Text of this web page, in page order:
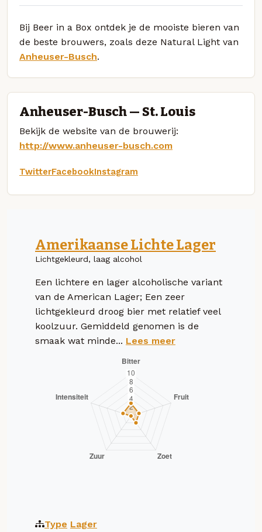
Bij Beer in a Box ontdek je de mooiste bieren van
de beste brouwers, zoals deze Natural Light van
Anheuser-Busch.
Anheuser-Busch — St. Louis
Bekijk de website van de brouwerij:
http://www.anheuser-busch.com
TwitterFacebookInstagram
Amerikaanse Lichte Lager
Lichtgekleurd, laag alcohol
Een lichtere en lager alcoholische variant
van de American Lager; Een zeer
lichtgekleurd droog bier met relatief veel
koolzuur. Gemiddeld genomen is de
smaak wat minde... Lees meer
Type Lager